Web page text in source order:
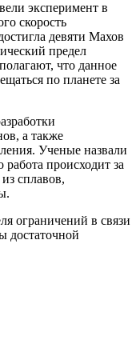
эксперимент в
скорость
девяти Махов
предел
что данное
по планете за
а также
Ученые назвали
происходит за
сплавов,
ограничений в связи
достаточной